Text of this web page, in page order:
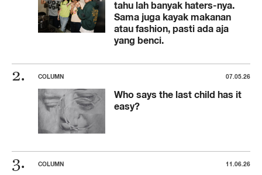
tahu lah banyak haters-nya.
Sama juga kayak makanan
atau fashion, pasti ada aja
yang benci.
COLUMN 07.05.26
Who says the last child has it
easy?
COLUMN 11.06.26